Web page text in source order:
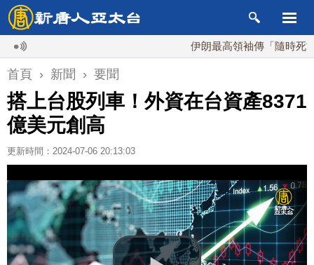
伊朗最高領袖傳「隨時死亡」
首頁 › 新聞 › 要聞
搭上台股列車！外資在台資產8371
億美元創高
更新時間：2024-07-06 20:13:03